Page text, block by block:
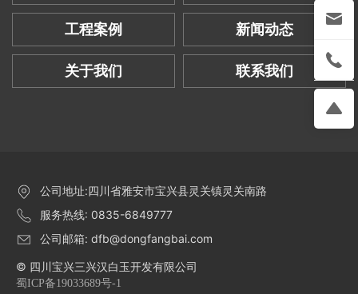
工程案例 新闻动态
关于我们 联系我们
公司地址:四川省雅安市宝兴县灵关镇灵关南路
服务热线: 0835-6849777
公司邮箱: dfb@dongfangbai.com
© 四川宝兴三兴汉白玉开发有限公司
蜀ICP备19033689号-1